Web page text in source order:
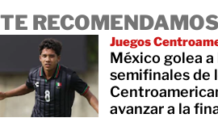
TE
Juegos
México golea a
semifinales de
avanzar a la